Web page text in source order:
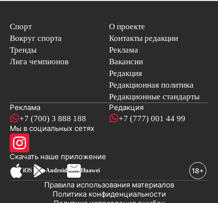
Спорт
Вокруг спорта
Тренды
Лига чемпионов
О проекте
Контакты редакции
Реклама
Вакансии
Редакция
Редакционная политика
Редакционные стандарты
Реклама
+7 (700) 3 888 188
Редакция
+7 (777) 001 44 99
Мы в социальных сетях
Скачать наше приложениеновостей
iOS Android Huawei
Политика конфиденциальности
Правила использования материалов